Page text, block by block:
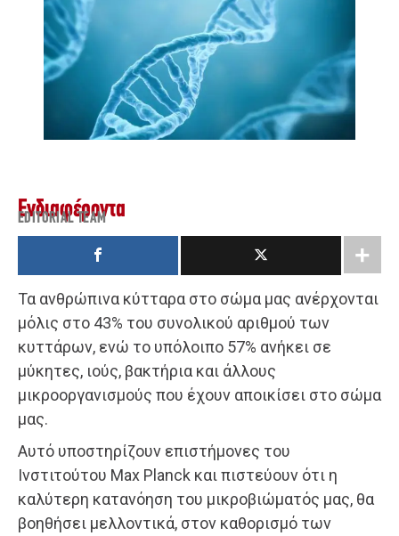
Ενδιαφέροντα
EDITORIAL TEAM
Τα ανθρώπινα κύτταρα στο σώμα μας ανέρχονται
μόλις στο 43% του συνολικού αριθμού των
κυττάρων, ενώ το υπόλοιπο 57% ανήκει σε
μύκητες, ιούς, βακτήρια και άλλους
μικροοργανισμούς που έχουν αποικίσει στο σώμα
μας.
Αυτό υποστηρίζουν επιστήμονες του
Ινστιτούτου Max Planck και πιστεύουν ότι η
καλύτερη κατανόηση του μικροβιώματός μας, θα
βοηθήσει μελλοντικά, στον καθορισμό των